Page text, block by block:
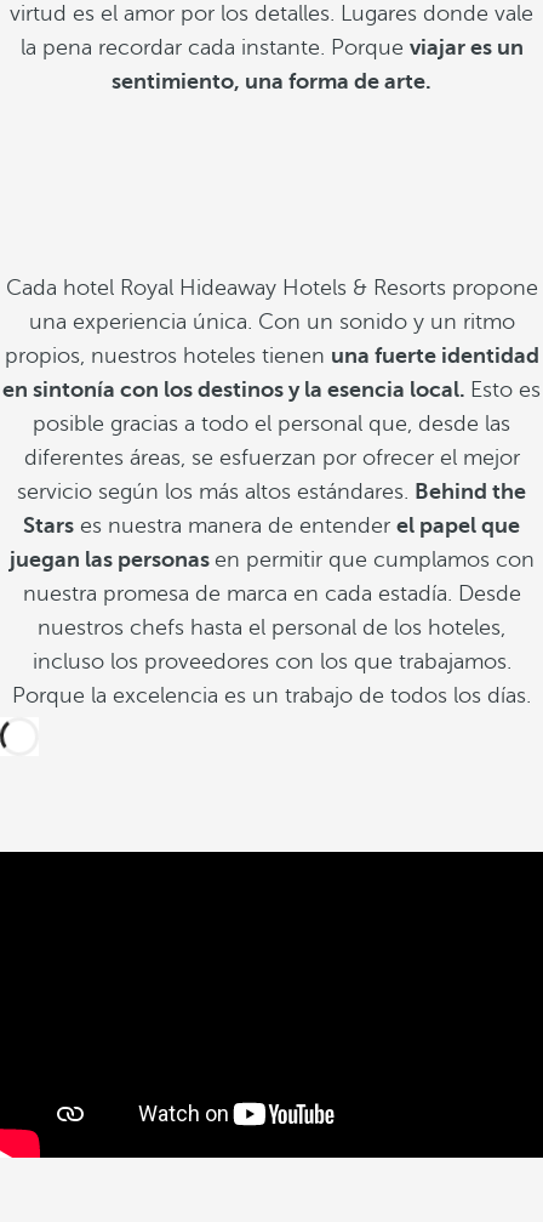
virtud es el amor por los detalles. Lugares donde vale
la pena recordar cada instante. Porque viajar es un
sentimiento, una forma de arte.
Cada hotel Royal Hideaway Hotels & Resorts propone
una experiencia única. Con un sonido y un ritmo
propios, nuestros hoteles tienen una fuerte identidad
en sintonía con los destinos y la esencia local. Esto es
posible gracias a todo el personal que, desde las
diferentes áreas, se esfuerzan por ofrecer el mejor
servicio según los más altos estándares. Behind the
Stars es nuestra manera de entender el papel que
juegan las personas en permitir que cumplamos con
nuestra promesa de marca en cada estadía. Desde
nuestros chefs hasta el personal de los hoteles,
incluso los proveedores con los que trabajamos.
Porque la excelencia es un trabajo de todos los días.